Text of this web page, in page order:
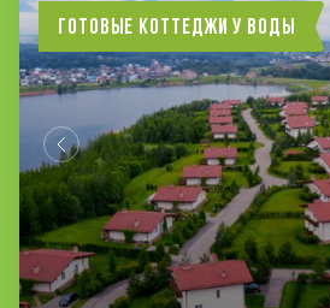
Готовые коттеджи у воды